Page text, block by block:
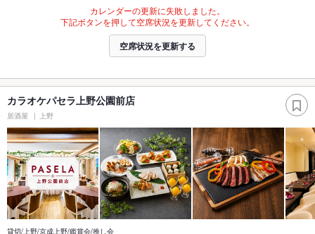
カレンダーの更新に失敗しました。
下記ボタンを押して空席状況を更新してください。
空席状況を更新する
カラオケパセラ上野公園前店
居酒屋 上野
貸切/上野/京成上野/鑑賞会/推し会